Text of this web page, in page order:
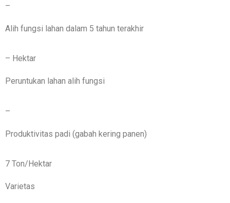
–
Alih fungsi lahan dalam 5 tahun terakhir
– Hektar
Peruntukan lahan alih fungsi
–
Produktivitas padi (gabah kering panen)
7 Ton/Hektar
Varietas